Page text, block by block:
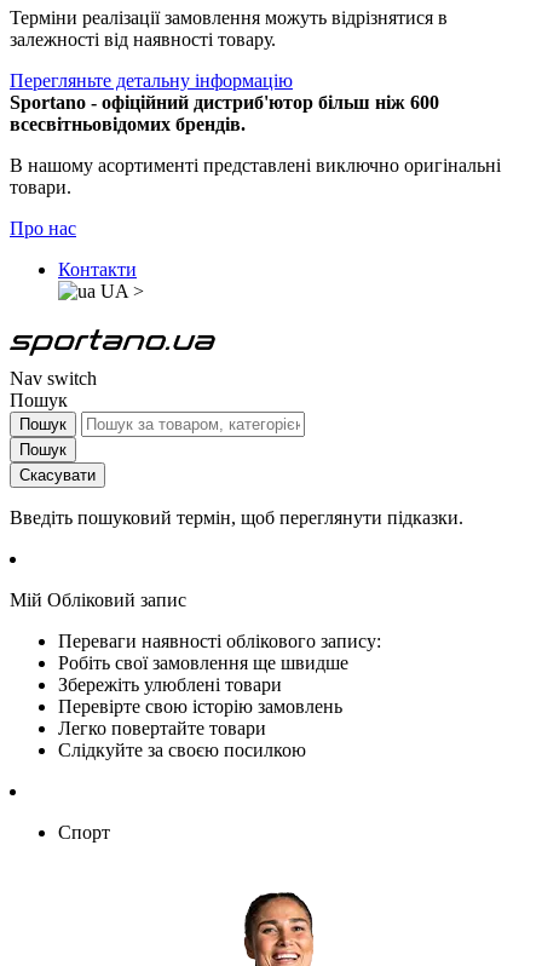
Терміни реалізації замовлення можуть відрізнятися в
залежності від наявності товару.
Перегляньте детальну інформацію
Sportano - офіційний дистриб'ютор більш ніж 600
всесвітньовідомих брендів.
В нашому асортименті представлені виключно оригінальні
товари.
Про нас
Контакти
UA >
Nav switch
Пошук
Пошук
Пошук
Скасувати
Введіть пошуковий термін, щоб переглянути підказки.
Мій Обліковий запис
Переваги наявності облікового запису:
Робіть свої замовлення ще швидше
Збережіть улюблені товари
Перевірте свою історію замовлень
Легко повертайте товари
Слідкуйте за своєю посилкою
Спорт